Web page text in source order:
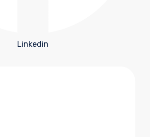
Linkedin